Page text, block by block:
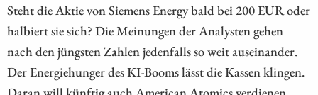
Steht die Aktie von Siemens Energy bald bei 200 EUR oder
halbiert sie sich? Die Meinungen der Analysten gehen
nach den jüngsten Zahlen jedenfalls so weit auseinander.
Der Energiehunger des KI-Booms lässt die Kassen klingen.